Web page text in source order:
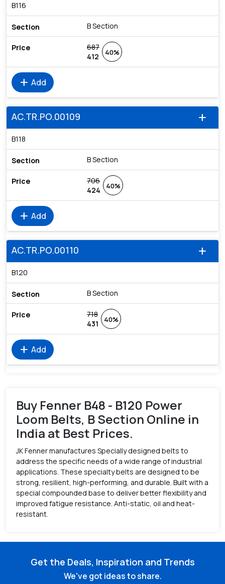
B116
B Section
687
412
40%
add Add
add
AC.TR.PO.00109
B118
B Section
706
424
40%
add Add
add
AC.TR.PO.00110
B120
B Section
718
431
40%
add Add
Buy Fenner B48 - B120 Power
Loom Belts, B Section Online in
India at Best Prices.
JK Fenner manufactures Specially designed belts to
address the specific needs of a wide range of industrial
applications. These specialty belts are designed to be
strong, resilient, high-performing, and durable. Built with a
special compounded base to deliver better flexibility and
improved fatigue resistance. Anti-static, oil and heat-
resistant.
Get the Deals, Inspiration and Trends
We've got ideas to share.